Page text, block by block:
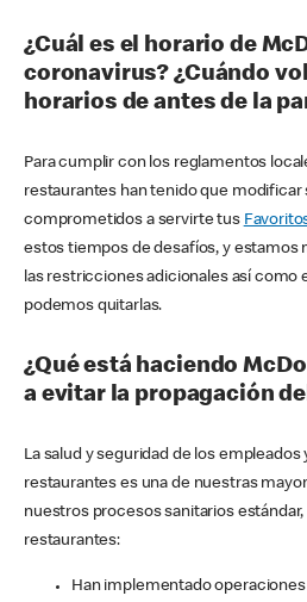
¿Cuál es el horario de
coronavirus? ¿Cuándo
horarios de antes de la
Para cumplir con los reglamentos
restaurantes han tenido que modificar
comprometidos a servirte tus
estos tiempos de desafíos, y estamos
las restricciones adicionales así como
podemos quitarlas.
¿Qué está haciendo
a evitar la propagación
La salud y seguridad de los empleados
restaurantes es una de nuestras
nuestros procesos sanitarios
restaurantes:
Han implementado